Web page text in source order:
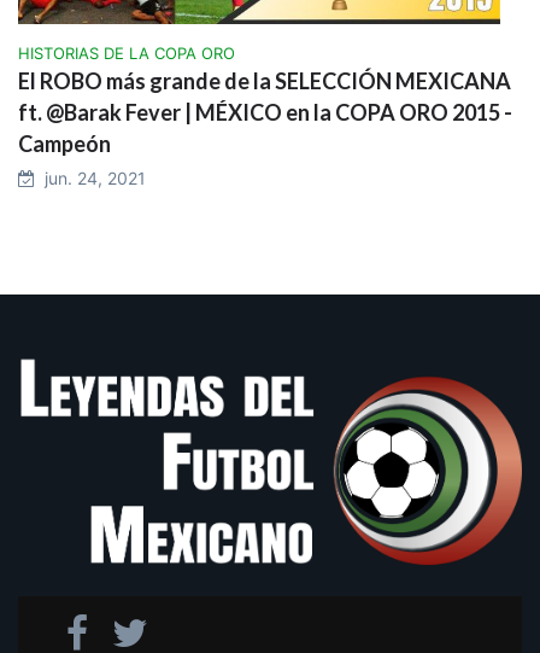
HISTORIAS DE LA COPA ORO
El ROBO más grande de la SELECCIÓN MEXICANA
ft. @Barak Fever | MÉXICO en la COPA ORO 2015 -
Campeón
jun. 24, 2021